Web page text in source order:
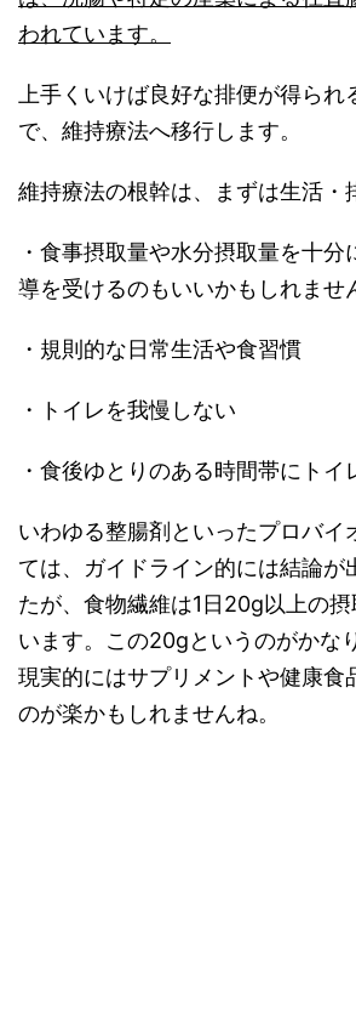
われています。
上手くいけば良好な排便が得ら
で、維持療法へ移行します。
維持療法の根幹は、まずは生活・
・食事摂取量や水分摂取量を十
導を受けるのもいいかもしれませ
・規則的な日常生活や食習慣
・トイレを我慢しない
・食後ゆとりのある時間帯にトイ
いわゆる整腸剤といったプロバイ
ては、ガイドライン的には結論が
たが、食物繊維は1日20g以上の
います。この20gというのがかな
現実的にはサプリメントや健康食
のが楽かもしれませんね。